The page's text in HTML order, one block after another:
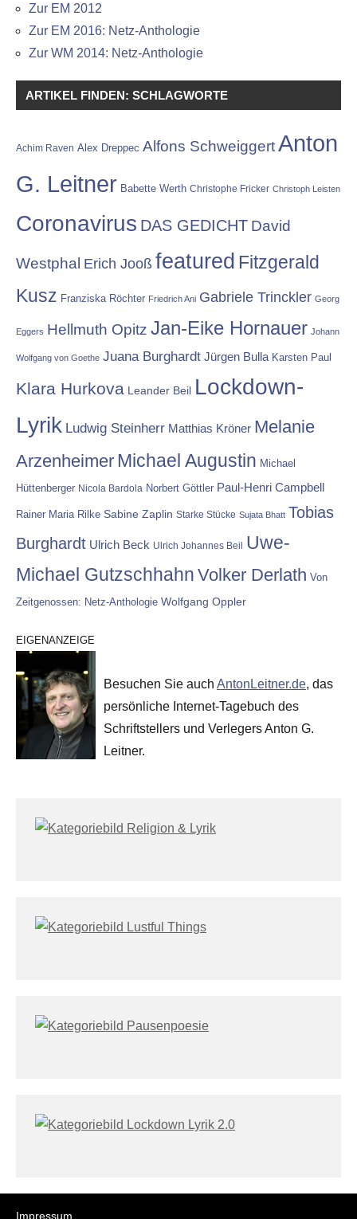
Zur EM 2012
Zur EM 2016: Netz-Anthologie
Zur WM 2014: Netz-Anthologie
ARTIKEL FINDEN: SCHLAGWORTE
Achim Raven Alex Dreppec Alfons SchweiggertAnton
G. Leitner Babette Werth Christophe Fricker Christoph Leisten
Coronavirus DAS GEDICHT David
Westphal Erich Jooß featured Fitzgerald
Kusz Franziska Röchter Friedrich Ani Gabriele Trinckler Georg
Eggers Hellmuth Opitz Jan-Eike Hornauer Johann
Wolfgang von Goethe Juana Burghardt Jürgen Bulla Karsten Paul
Klara Hurkova Leander Beil Lockdown-
Lyrik Ludwig Steinherr Matthias Kröner Melanie
Arzenheimer Michael Augustin Michael
Hüttenberger Nicola Bardola Norbert Göttler Paul-Henri Campbell
Rainer Maria Rilke Sabine Zaplin Starke Stücke Sujata Bhatt Tobias
Burghardt Ulrich Beck Ulrich Johannes Beil Uwe-
Michael Gutzschhahn Volker Derlath Von
Zeitgenossen: Netz-Anthologie Wolfgang Oppler
EIGENANZEIGE
Besuchen Sie auch AntonLeitner.de, das
persönliche Internet-Tagebuch des
Schriftstellers und Verlegers Anton G.
Leitner.
Impressum